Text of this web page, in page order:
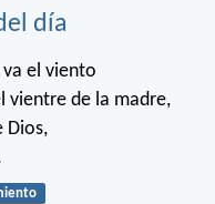
día
el viento
vientre de la madre,
Dios,